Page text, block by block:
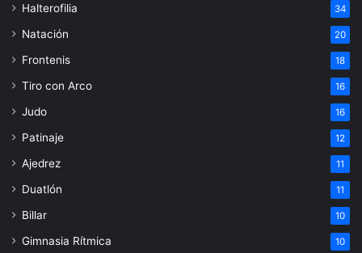
Halterofilia 34
Natación 20
Frontenis 18
Tiro con Arco 16
Judo 16
Patinaje 12
Ajedrez 11
Duatlón 11
Billar 10
Gimnasia Rítmica 10